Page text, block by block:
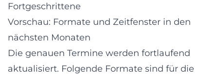
Fortgeschrittene
Vorschau: Formate und Zeitfenster in den
nächsten Monaten
Die genauen Termine werden fortlaufend
aktualisiert. Folgende Formate sind für die